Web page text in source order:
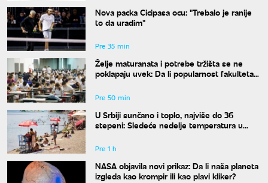
Nova packa Cicipasa ocu: "Trebalo je ranije
to da uradim"
Pre 35 min
Želje maturanata i potrebe tržišta se ne
poklapaju uvek: Da li popularnost fakulteta
Pre 50 min
U Srbiji sunčano i toplo, najviše do 36
stepeni: Sledeće nedelje temperatura u
Pre 1 h
NASA objavila novi prikaz: Da li naša planeta
izgleda kao krompir ili kao plavi kliker?